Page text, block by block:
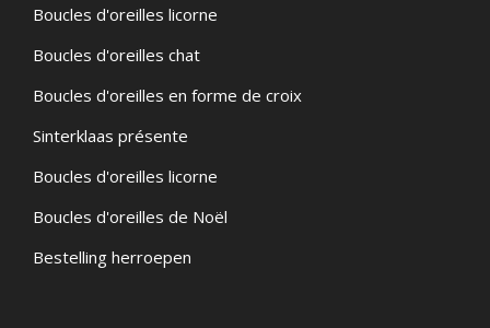
Boucles d'oreilles licorne
Boucles d'oreilles chat
Boucles d'oreilles en forme de croix
Sinterklaas présente
Boucles d'oreilles licorne
Boucles d'oreilles de Noël
Bestelling herroepen